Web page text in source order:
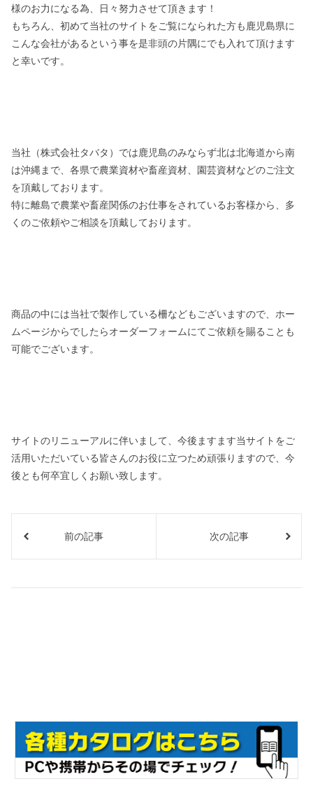
様のお力になる為、日々努力させて頂きます！
もちろん、初めて当社のサイトをご覧になられた方も鹿児島県に
こんな会社があるという事を是非頭の片隅にでも入れて頂けます
と幸いです。
当社（株式会社タバタ）では鹿児島のみならず北は北海道から南
は沖縄まで、各県で農業資材や畜産資材、園芸資材などのご注文
を頂戴しております。
特に離島で農業や畜産関係のお仕事をされているお客様から、多
くのご依頼やご相談を頂戴しております。
商品の中には当社で製作している柵などもございますので、ホー
ムページからでしたらオーダーフォームにてご依頼を賜ることも
可能でございます。
サイトのリニューアルに伴いまして、今後ますます当サイトをご
活用いただいている皆さんのお役に立つため頑張りますので、今
後とも何卒宜しくお願い致します。
前の記事 次の記事